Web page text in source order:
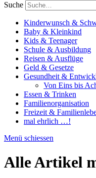
Suche
Kinderwunsch &
Baby & Kleinkind
Kids & Teenager
Schule & Ausbildung
Reisen & Ausflüge
Geld & Gesetze
Gesundheit &
Von Eins bis
Essen & Trinken
Familienorganisation
Freizeit &
mal ehrlich …!
Menü schiessen
Alle Artikel